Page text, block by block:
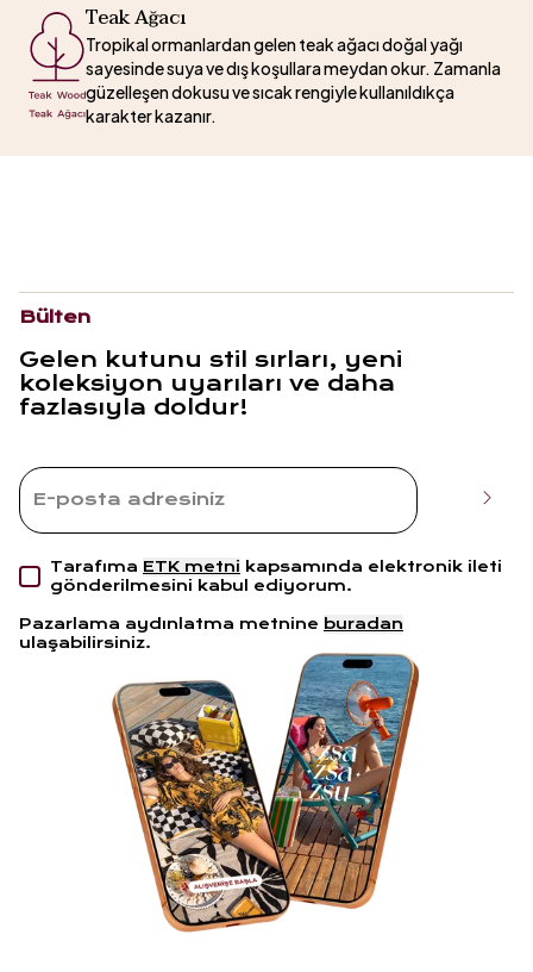
Teak Ağacı
Tropikal ormanlardan gelen teak ağacı doğal yağı
sayesinde suya ve dış koşullara meydan okur. Zamanla
güzelleşen dokusu ve sıcak rengiyle kullanıldıkça
karakter kazanır.
Bülten
Gelen kutunu stil sırları, yeni
koleksiyon uyarıları ve daha
fazlasıyla doldur!
Tarafıma ETK metni kapsamında elektronik ileti
gönderilmesini kabul ediyorum.
Pazarlama aydınlatma metnine buradan
ulaşabilirsiniz.